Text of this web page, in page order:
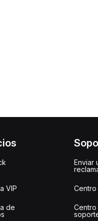
VIP
de
Enviar